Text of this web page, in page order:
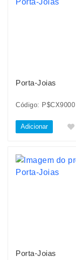
Porta-Joias
Código: P$CX9000
Adicionar
Porta-Joias